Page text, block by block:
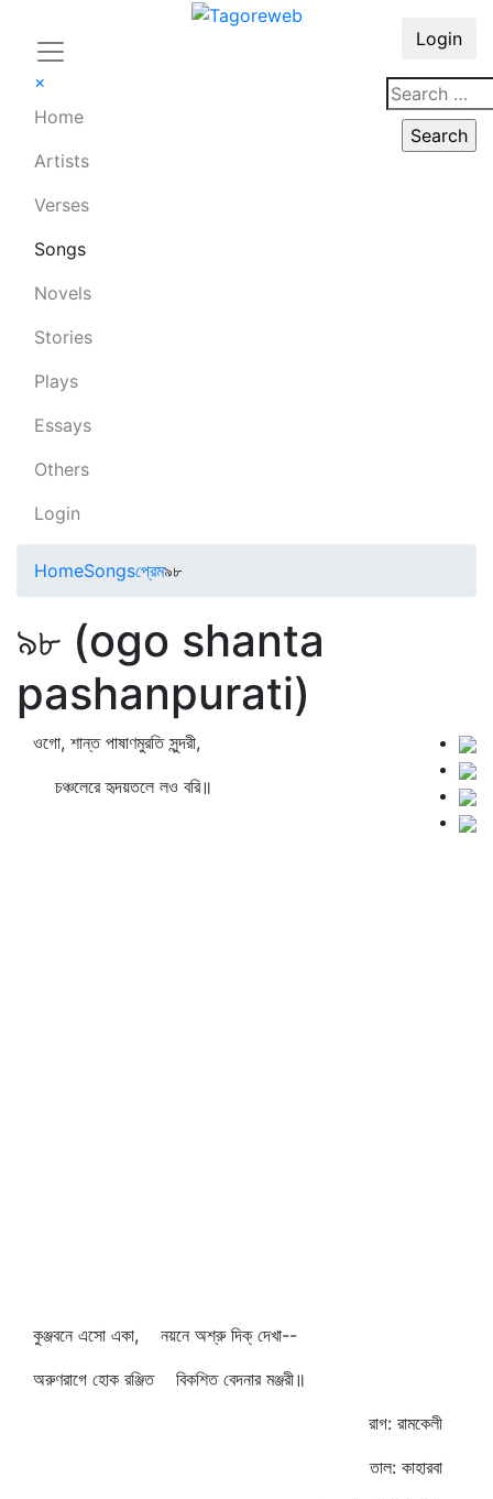
×
Home
Artists
Verses
Songs
Novels
Stories
Plays
Essays
Others
Login
Login
HomeSongsপ্রেম৯৮
৯৮ (ogo shanta
pashanpurati)
ওগো, শান্ত পাষাণমুরতি সুন্দরী,
চঞ্চলেরে হৃদয়তলে লও বরি॥
কুঞ্জবনে এসো একা, নয়নে অশ্রু দিক্‌ দেখা--
অরুণরাগে হোক রঞ্জিত বিকশিত বেদনার মঞ্জরী॥
রাগ: রামকেলী
তাল: কাহারবা